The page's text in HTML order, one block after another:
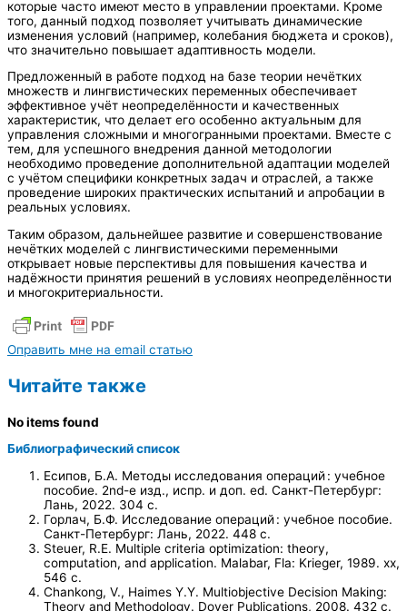
которые часто имеют место в управлении проектами. Кроме
того, данный подход позволяет учитывать динамические
изменения условий (например, колебания бюджета и сроков),
что значительно повышает адаптивность модели.
Предложенный в работе подход на базе теории нечётких
множеств и лингвистических переменных обеспечивает
эффективное учёт неопределённости и качественных
характеристик, что делает его особенно актуальным для
управления сложными и многогранными проектами. Вместе с
тем, для успешного внедрения данной методологии
необходимо проведение дополнительной адаптации моделей
с учётом специфики конкретных задач и отраслей, а также
проведение широких практических испытаний и апробации в
реальных условиях.
Таким образом, дальнейшее развитие и совершенствование
нечётких моделей с лингвистическими переменными
открывает новые перспективы для повышения качества и
надёжности принятия решений в условиях неопределённости
и многокритериальности.
Оправить мне на email статью
Читайте также
No items found
Библиографический список
Есипов, Б.А. Методы исследования операций : учебное
пособие. 2nd-е изд., испр. и доп. ed. Санкт-Петербург:
Лань, 2022. 304 с.
Горлач, Б.Ф. Исследование операций : учебное пособие.
Санкт-Петербург: Лань, 2022. 448 с.
Steuer, R.E. Multiple criteria optimization: theory,
computation, and application. Malabar, Fla: Krieger, 1989. xx,
546 с.
Chankong, V., Haimes Y.Y. Multiobjective Decision Making:
Theory and Methodology. Dover Publications, 2008. 432 с.